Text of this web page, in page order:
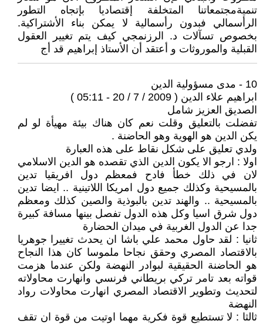
تنميةمجتمعاتنا المتخلفة إقتصاديا بإتجاه التطور
الرأسمالي فبدون رأسمالية لا يمكن بناء الأشتراكية.
بخصوص تسآلات د. الرزنمجي كيف يتم تغيير العقول
القبلية والموروثات و أعتقد أن الأستاذ إبراهيم قد أج
10 - مدى مسؤولية الدين
ابراهيم علاء الدين ( 2009 / 7 / 20 - 05:11 )
الصديق العزيز شامل
تفضلت بالتعليق وقلت نعم كان هناك بيئة مهيأة لو لم
يكن الدين هو الهوية وهو الحاضنة .
ولدي تعليق على شكل نقاط على هذه العبارة
اولا : ارجو الا يكون الدين الذي تقصده هو الدين الاسلامي
لان في ذلك خطأ فادح فمعظم دول افريقيا تدين
بالمسيحية وكذلك جميع دول امريكا اللاتينية .. ايضا تدين
بالمسيحية .. والهند تدين بالبوذية والصين كذلك ومعظم
دول شرق اسيا وكل هذه الدول تفصل بينها مسافة كبيرة
جدا عن الدول الغربية في ميدان الحضارة
ثانيا : لقد حاول محمد علي باشا ان يحدث تغييرا جوهريا
بالاقتصاد المصري وحقق نجاحا ملموسا كان هذا النجاح
هو الحاضنة الحقيقية لبوادر النهضة ولكن عندما هزمت
قواته بعد تامر تركي بريطاني فرنسي وانهارت محاولاته
لتحديث وتطوير الاقتصاد المصري انهارت محاولات رواد
النهضة
ثالثا : لا تستطيع قوة فكرية مهما اوتيت من قوة ان تقف